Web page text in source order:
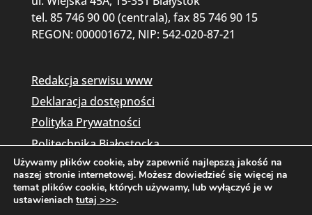
tel. 85 746 90 00 (centrala), fax 85 746 90 15
REGON: 000001672, NIP: 542-020-87-21
Redakcja serwisu www
Deklaracja dostępności
Polityka Prywatności
Politechnika Białostocka
Używamy plików cookie, aby zapewnić najlepszą jakość na
naszej stronie internetowej. Możesz dowiedzieć się więcej na
temat plików cookie, których używamy, lub wyłączyć je w
ustawieniach tutaj >>>.